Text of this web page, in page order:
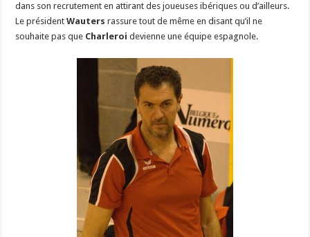
dans son recrutement en attirant des joueuses ibériques ou d’ailleurs.
Le présidentWauters rassure tout de même en disant qu’il ne
souhaite pas que Charleroi devienne une équipe espagnole.